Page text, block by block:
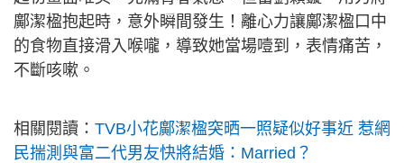
鄺潔楹抱起時，意外瞬間發生！離心力讓鄺潔楹口中
的食物直接滑入喉嚨，導致她當場噎到，表情痛苦，
不斷咳嗽。
相關閱讀： TVB小花鄺潔楹突晒一照疑似好事近 惹網
民揣測與富二代男友快將結婚：Married？